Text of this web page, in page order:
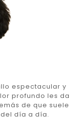
espectacular y
profundo les da
de que suele
día a día.